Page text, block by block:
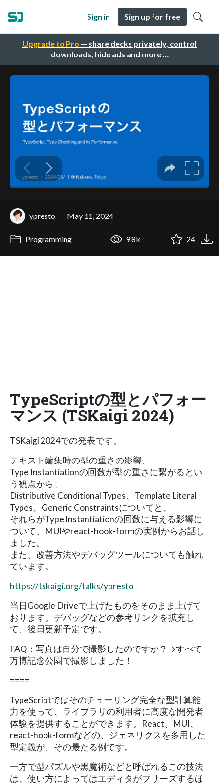
Upgrade to Pro — share decks privately, control
downloads, hide ads and more …
Sign in Sign up for free
ypresto May 11, 2024
Programming 9.8k 24
TypeScriptの型とパフォー
マンス (TSKaigi 2024)
TSKaigi 2024での発表です。
テキスト編集時の型の重さの影響、
Type Instantiationの回数が型の重さに繋がるとい
う観点から、
Distributive Conditional Types、Template Literal
Types、Generic Constraintsについてと、
それらがType Instantiationの回数に与える影響に
ついて、MUIやreact-hook-formの実例からお話し
ました。
また、改善方法やデバッグツールについても触れ
ています。
https://tskaigi.org/talks/ypresto
当日Google Driveで上げたものをそのまま上げて
おります。デバッグなどの参考リンクを拡充し
て、後日更新予定です。
FAQ：写真は自分で撮影したのですか？→すべて
万博記念公園で撮影しました！
====
TypeScriptではそのチューリング完全な型計算能
力を使って、ライブラリの利用者に高度な開発者
体験を提供することができます。React、MUI、
react-hook-formなどの、ジェネリクスを多用した
型定義が、その最たる例です。
一方で型パズルや黒魔術などと呼ばれるこの技法
は、使い方によってはエディタがフリーズするほ